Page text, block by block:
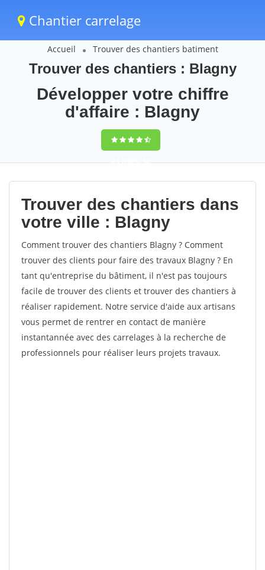
Chantier carrelage
Accueil Trouver des chantiers batiment
Trouver des chantiers : Blagny
Développer votre chiffre
d'affaire : Blagny
9,5(100%)58
votes
Trouver des chantiers dans
votre ville : Blagny
Comment trouver des chantiers Blagny ? Comment
trouver des clients pour faire des travaux Blagny ? En
tant qu'entreprise du bâtiment, il n'est pas toujours
facile de trouver des clients et trouver des chantiers à
réaliser rapidement. Notre service d'aide aux artisans
vous permet de rentrer en contact de manière
instantannée avec des carrelages à la recherche de
professionnels pour réaliser leurs projets travaux.